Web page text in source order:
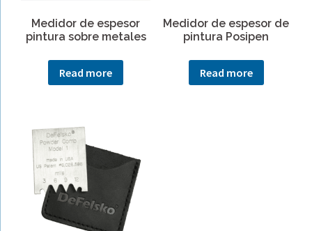
Medidor de espesor
pintura sobre metales
Read more
Medidor de espesor de
pintura Posipen
Read more